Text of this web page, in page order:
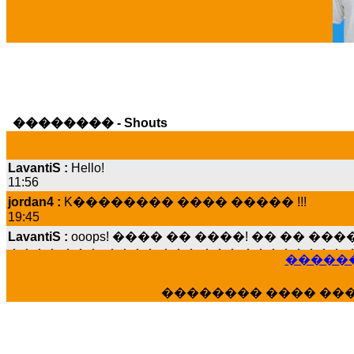
�������� - Shouts
11:56
jordan4 :
19:45
LavantiS :
���� ���; ���� ��� ��� ��������
15:07
�������� ����